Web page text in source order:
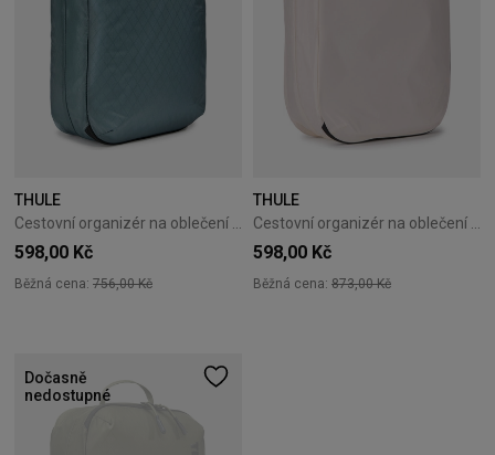
THULE
598,00 Kč
Běžná cena: 756,00 Kč
THULE
598,00 Kč
Běžná cena: 873,00 Kč
Dočasně
nedostupné